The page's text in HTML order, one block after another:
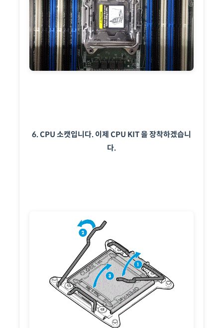
6. CPU 소캣입니다. 이제 CPU KIT 을 장착하겠습니
다.